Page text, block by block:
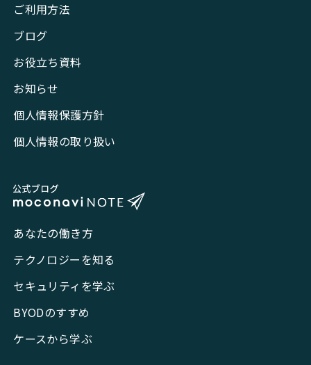
ご利用方法
ブログ
お役立ち資料
お知らせ
個人情報保護方針
個人情報の取り扱い
あなたの働き方
テクノロジーを知る
セキュリティを学ぶ
BYODのすすめ
ケースから学ぶ